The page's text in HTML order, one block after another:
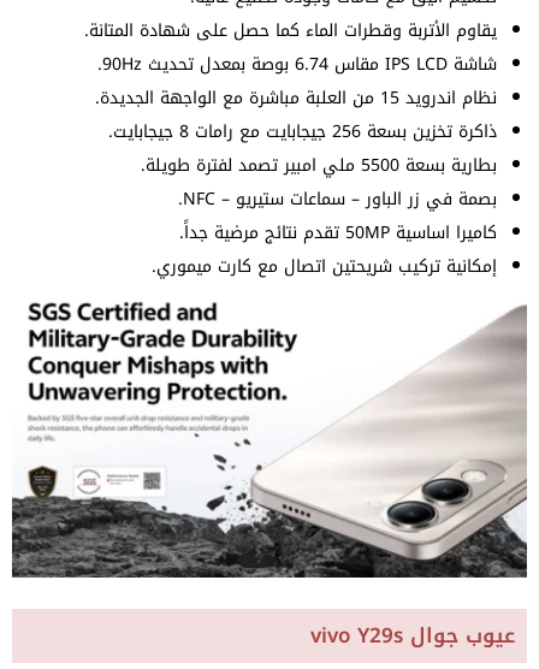
يقاوم الأتربة وقطرات الماء كما حصل على شهادة المتانة.
شاشة IPS LCD مقاس 6.74 بوصة بمعدل تحديث 90Hz.
نظام اندرويد 15 من العلبة مباشرة مع الواجهة الجديدة.
ذاكرة تخزين بسعة 256 جيجابايت مع رامات 8 جيجابايت.
بطارية بسعة 5500 ملي امبير تصمد لفترة طويلة.
بصمة في زر الباور – سماعات ستيريو – NFC.
كاميرا اساسية 50MP تقدم نتائج مرضية جداً.
إمكانية تركيب شريحتين اتصال مع كارت ميموري.
عيوب جوال vivo Y29s